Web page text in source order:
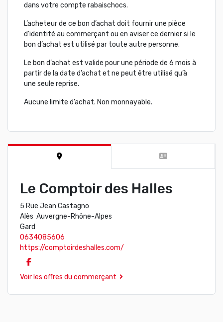
dans votre compte rabaischocs.
L’acheteur de ce bon d’achat doit fournir une pièce
d’identité au commerçant ou en aviser ce dernier si le
bon d’achat est utilisé par toute autre personne.
Le bon d’achat est valide pour une période de 6 mois à
partir de la date d’achat et ne peut être utilisé qu’à
une seule reprise.
Aucune limite d’achat. Non monnayable.
Le Comptoir des Halles
5 Rue Jean Castagno
Alès Auvergne-Rhône-Alpes
Gard
0634085606
https://comptoirdeshalles.com/
Voir les offres du commerçant